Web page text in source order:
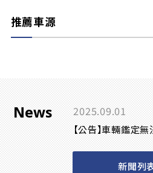
推薦車源
News 2025.09.01
【公告】車輛鑑定
新聞列